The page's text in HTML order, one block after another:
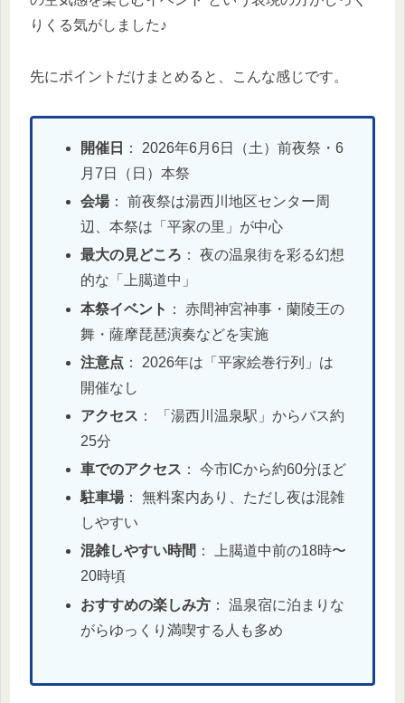
りくる気がしました♪
先にポイントだけまとめると、こんな感じです。
開催日
： 2026年6月6日（土）前夜祭・6
月7日（日）本祭
会場： 前夜祭は湯西川地区センター周
辺、本祭は「平家の里」が中心
最大の見どころ ： 夜の温泉街を彩る幻想
的な「上臈道中」
本祭イベント ： 赤間神宮神事・蘭陵王の
舞・薩摩琵琶演奏などを実施
注意点 ： 2026年は「平家絵巻行列」は
開催なし
アクセス ： 「湯西川温泉駅」からバス約
25分
車でのアクセス ： 今市ICから約60分ほど
駐車場： 無料案内あり、ただし夜は混雑
しやすい
混雑しやすい時間 ： 上臈道中前の18時〜
20時頃
おすすめの楽しみ方 ： 温泉宿に泊まりな
がらゆっくり満喫する人も多め